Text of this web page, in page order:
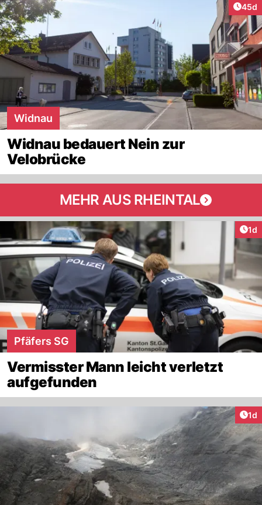
45d
Widnau
Widnau bedauert Nein zur
Velobrücke
MEHR AUS RHEINTAL
1d
Pfäfers SG
Vermisster Mann leicht verletzt
aufgefunden
1d